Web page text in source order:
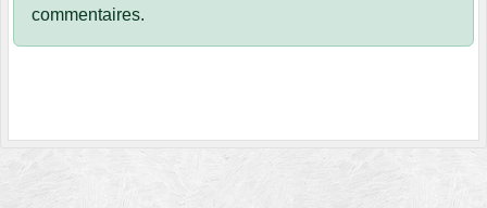
commentaires.